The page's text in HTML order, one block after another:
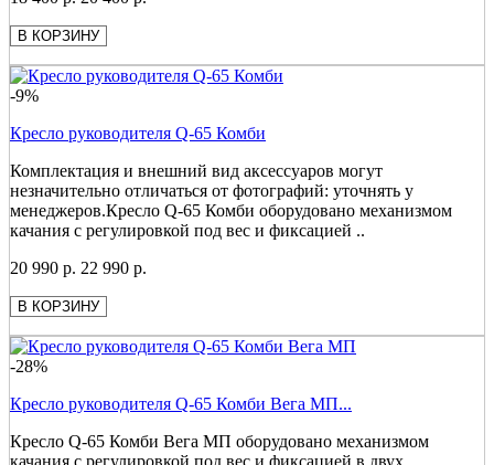
В КОРЗИНУ
-9%
Кресло руководителя Q-65 Комби
Комплектация и внешний вид аксессуаров могут
незначительно отличаться от фотографий: уточнять у
менеджеров.Кресло Q-65 Комби оборудовано механизмом
качания с регулировкой под вес и фиксацией ..
20 990 р. 22 990 р.
В КОРЗИНУ
-28%
Кресло руководителя Q-65 Комби Вега МП...
Кресло Q-65 Комби Вега МП оборудовано механизмом
качания с регулировкой под вес и фиксацией в двух